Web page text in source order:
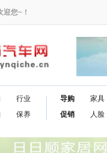
您~！
行业
保养
导购
促销
家具
人脸